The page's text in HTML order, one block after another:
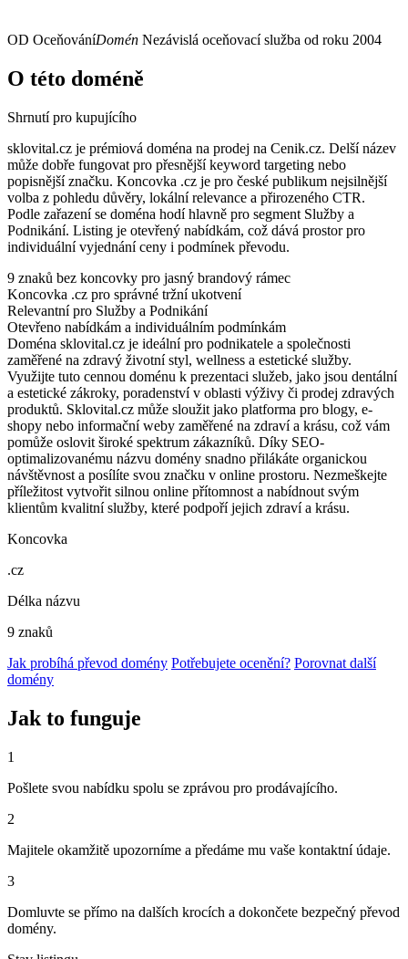
OD OceňováníDomén Nezávislá oceňovací služba od roku 2004
O této doméně
Shrnutí pro kupujícího
sklovital.cz je prémiová doména na prodej na Cenik.cz. Delší název
může dobře fungovat pro přesnější keyword targeting nebo
popisnější značku. Koncovka .cz je pro české publikum nejsilnější
volba z pohledu důvěry, lokální relevance a přirozeného CTR.
Podle zařazení se doména hodí hlavně pro segment Služby a
Podnikání. Listing je otevřený nabídkám, což dává prostor pro
individuální vyjednání ceny i podmínek převodu.
9 znaků bez koncovky pro jasný brandový rámec
Koncovka .cz pro správné tržní ukotvení
Relevantní pro Služby a Podnikání
Otevřeno nabídkám a individuálním podmínkám
Doména sklovital.cz je ideální pro podnikatele a společnosti
zaměřené na zdravý životní styl, wellness a estetické služby.
Využijte tuto cennou doménu k prezentaci služeb, jako jsou dentální
a estetické zákroky, poradenství v oblasti výživy či prodej zdravých
produktů. Sklovital.cz může sloužit jako platforma pro blogy, e-
shopy nebo informační weby zaměřené na zdraví a krásu, což vám
pomůže oslovit široké spektrum zákazníků. Díky SEO-
optimalizovanému názvu domény snadno přilákáte organickou
návštěvnost a posílíte svou značku v online prostoru. Nezmeškejte
příležitost vytvořit silnou online přítomnost a nabídnout svým
klientům kvalitní služby, které podpoří jejich zdraví a krásu.
Koncovka
.cz
Délka názvu
9 znaků
Jak probíhá převod domény Potřebujete ocenění? Porovnat další
domény
Jak to funguje
1
Pošlete svou nabídku spolu se zprávou pro prodávajícího.
2
Majitele okamžitě upozorníme a předáme mu vaše kontaktní údaje.
3
Domluvte se přímo na dalších krocích a dokončete bezpečný převod
domény.